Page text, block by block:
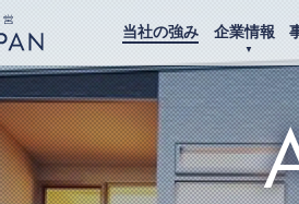
当社の強み 企業情報